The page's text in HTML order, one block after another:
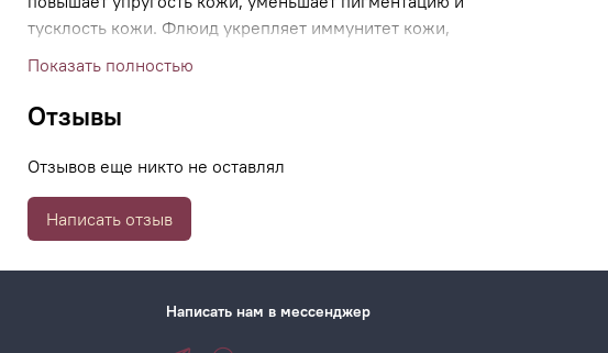
тусклость кожи. Флюид укрепляет иммунитет кожи,
борется с воспалением и усиливает ее барьерные
Показать полностью
Отзывы
Отзывов еще никто не оставлял
Написать отзыв
Написать нам в мессенджер